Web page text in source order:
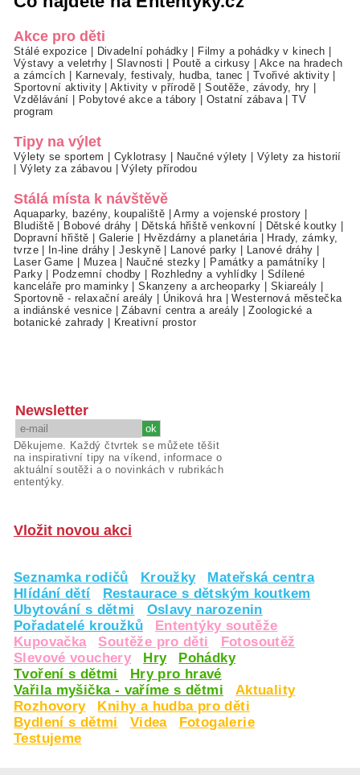
Akce pro děti
Stálé expozice Divadelní pohádky Filmy a pohádky v kinech
Výstavy a veletrhy|Slavnosti Poutě a cirkusy
Akce na hradech
a zámcích
Karnevaly, festivaly, hudba, tanec Tvořivé aktivity
Sportovní aktivity|Aktivity v přírodě |Soutěže, závody, hry
Vzdělávání
Pobytové akce a tábory Ostatní zábava |TV
program
Tipy na výlet
Výlety se sportem Cyklotrasy Naučné výlety
Výlety za historií
Výlety za zábavou |Výlety přírodou
Stálá místa k návštěvě
Aquaparky, bazény, koupaliště |Army a vojenské prostory
Bludiště
Bobové dráhy Dětská hřiště venkovní Dětské koutky
Dopravní hřiště
Galerie Hvězdárny a planetária
Hrady, zámky,
tvrze| In-line dráhy |Jeskyně| Lanové parky Lanové dráhy
Laser Game
Muzea| Naučné stezky Památky a památníky
Parky| Podzemní chodby Rozhledny a vyhlídky
Sdílené
kanceláře pro maminky |Skanzeny a archeoparky Skiareály
Sportovně - relaxační areály
Úniková hra |Westernová městečka
a indiánské vesnice |Zábavní centra a areály |Zoologické a
botanické zahrady
Kreativní prostor
Newsletter
Děkujeme. Každý čtvrtek se můžete těšit
na inspirativní tipy na víkend, informace o
aktuální soutěži a o novinkách v rubrikách
ententýky.
Vložit novou akci
Seznamka rodičů Kroužky
Mateřská centra
Hlídání dětí
Restaurace s dětským koutkem
Ubytování s dětmi
Oslavy narozenin
Pořadatelé kroužků
Ententýky soutěže
Kupovačka
Soutěže pro děti
Fotosoutěž
Slevové vouchery
Hry
Pohádky
Tvoření s dětmi
Hry pro hravé
Vařila myšička - vaříme s dětmi
Aktuality
Rozhovory
Knihy a hudba pro děti
Bydlení s dětmi
Videa
Fotogalerie
Testujeme